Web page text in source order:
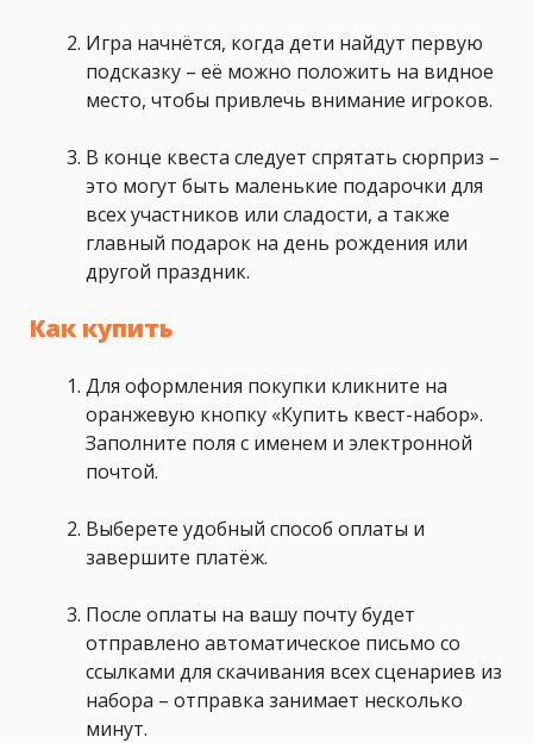
Игра начнётся, когда дети найдут первую
подсказку – её можно положить на видное
место, чтобы привлечь внимание игроков.
В конце квеста следует спрятать сюрприз –
это могут быть маленькие подарочки для
всех участников или сладости, а также
главный подарок на день рождения или
другой праздник.
Как купить
Для оформления покупки кликните на
оранжевую кнопку «Купить квест-набор».
Заполните поля с именем и электронной
почтой.
Выберете удобный способ оплаты и
завершите платёж.
После оплаты на вашу почту будет
отправлено автоматическое письмо со
ссылками для скачивания всех сценариев из
набора – отправка занимает несколько
минут.